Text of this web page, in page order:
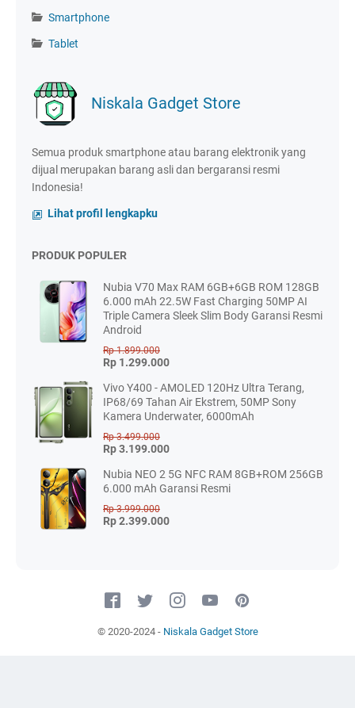
Smartphone
Tablet
Niskala Gadget Store
Semua produk smartphone atau barang elektronik yang
dijual merupakan barang asli dan bergaransi resmi
Indonesia!
Lihat profil lengkapku
PRODUK POPULER
Nubia V70 Max RAM 6GB+6GB ROM 128GB
6.000 mAh 22.5W Fast Charging 50MP AI
Triple Camera Sleek Slim Body Garansi Resmi
Android
Rp 1.899.000
Rp 1.299.000
Vivo Y400 - AMOLED 120Hz Ultra Terang,
IP68/69 Tahan Air Ekstrem, 50MP Sony
Kamera Underwater, 6000mAh
Rp 3.499.000
Rp 3.199.000
Nubia NEO 2 5G NFC RAM 8GB+ROM 256GB
6.000 mAh Garansi Resmi
Rp 3.999.000
Rp 2.399.000
© 2020-2024 - Niskala Gadget Store